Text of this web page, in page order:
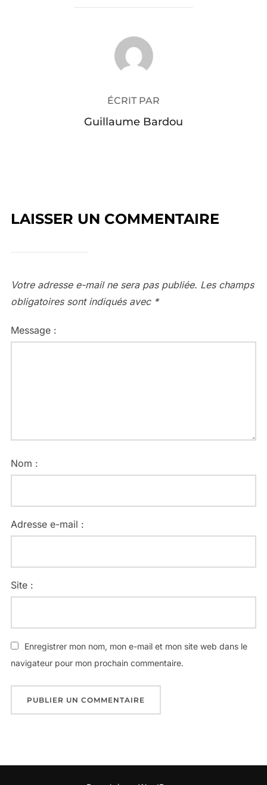
AUTEUR DE LA PUBLICATION
ÉCRIT PAR
Guillaume Bardou
LAISSER UN COMMENTAIRE
Votre adresse e-mail ne sera pas publiée. Les champs
obligatoires sont indiqués avec *
Message :
Nom :
Adresse e-mail :
Site :
Enregistrer mon nom, mon e-mail et mon site web dans le
navigateur pour mon prochain commentaire.